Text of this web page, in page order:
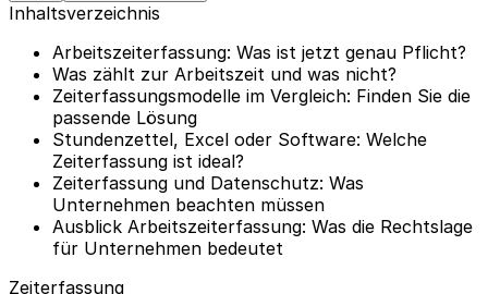
Inhaltsverzeichnis
Arbeitszeiterfassung: Was ist jetzt genau Pflicht?
Was zählt zur Arbeitszeit und was nicht?
Zeiterfassungsmodelle im Vergleich: Finden Sie die
passende Lösung
Stundenzettel, Excel oder Software: Welche
Zeiterfassung ist ideal?
Zeiterfassung und Datenschutz: Was
Unternehmen beachten müssen
Ausblick Arbeitszeiterfassung: Was die Rechtslage
für Unternehmen bedeutet
Zeiterfassung